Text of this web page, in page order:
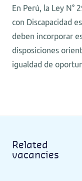
En Perú, la Ley N°
con Discapacidad
deben incorporar
disposiciones
igualdad de
Related
vacancies